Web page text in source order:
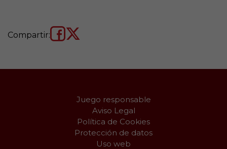
Compartir:
Juego responsable
Aviso Legal
Política de Cookies
Protección de datos
Uso web